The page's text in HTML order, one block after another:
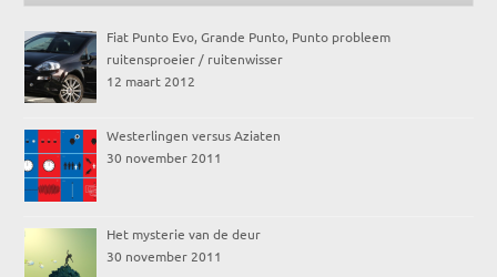
Fiat Punto Evo, Grande Punto, Punto probleem
ruitensproeier / ruitenwisser
12 maart 2012
Westerlingen versus Aziaten
30 november 2011
Het mysterie van de deur
30 november 2011